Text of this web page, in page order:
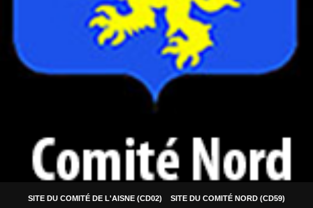
SITE DU COMITÉ DE L'AISNE (CD02)
SITE DU COMITÉ NORD (CD59)